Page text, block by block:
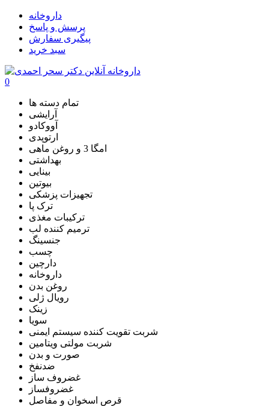
داروخانه
پرسش و پاسخ
پیگیری سفارش
سبد خرید
0
تمام دسته ها
آرایشی
آووکادو
ارتوپدی
امگا 3 و روغن ماهی
بهداشتی
بینایی
بیوتین
تجهیزات پزشکی
ترک پا
ترکیبات مغذی
ترمیم کننده لب
جنسینگ
چسب
دارچین
داروخانه
روغن بدن
رویال ژلی
زینک
سویا
شربت تقویت کننده سیستم ایمنی
شربت مولتی ویتامین
صورت و بدن
ضدنفخ
غضروف ساز
غضروفساز
قرص اسخوان و مفاصل